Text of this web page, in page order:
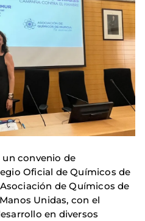
un convenio de
Oficial de Químicos de
de Químicos de
Unidas, con el
en diversos